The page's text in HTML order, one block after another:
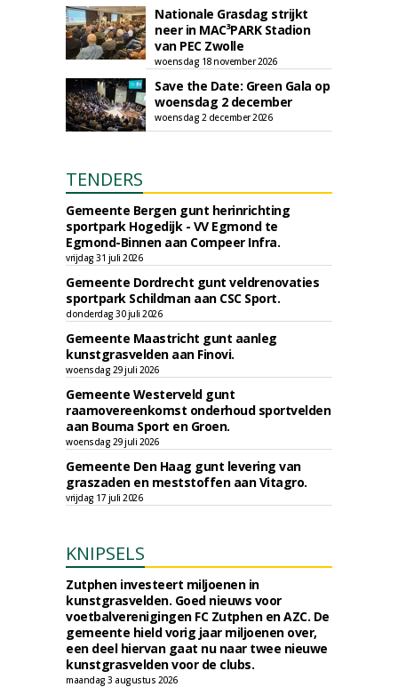
Nationale Grasdag strijkt
neer in MAC³PARK Stadion
van PEC Zwolle
woensdag 18 november 2026
Save the Date: Green Gala op
woensdag 2 december
woensdag 2 december 2026
TENDERS
Gemeente Bergen gunt herinrichting
sportpark Hogedijk - VV Egmond te
Egmond-Binnen aan Compeer Infra.
vrijdag 31 juli 2026
Gemeente Dordrecht gunt veldrenovaties
sportpark Schildman aan CSC Sport.
donderdag 30 juli 2026
Gemeente Maastricht gunt aanleg
kunstgrasvelden aan Finovi.
woensdag 29 juli 2026
Gemeente Westerveld gunt
raamovereenkomst onderhoud sportvelden
aan Bouma Sport en Groen.
woensdag 29 juli 2026
Gemeente Den Haag gunt levering van
graszaden en meststoffen aan Vitagro.
vrijdag 17 juli 2026
KNIPSELS
Zutphen investeert miljoenen in
kunstgrasvelden. Goed nieuws voor
voetbalverenigingen FC Zutphen en AZC. De
gemeente hield vorig jaar miljoenen over,
een deel hiervan gaat nu naar twee nieuwe
kunstgrasvelden voor de clubs.
maandag 3 augustus 2026